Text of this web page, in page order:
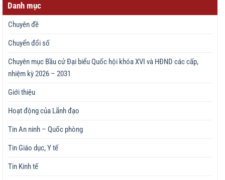
Danh mục
Chuyên đề
Chuyển đổi số
Chuyên mục Bầu cử Đại biểu Quốc hội khóa XVI và HĐND các cấp,
nhiệm kỳ 2026 – 2031
Giới thiệu
Hoạt động của Lãnh đạo
Tin An ninh – Quốc phòng
Tin Giáo dục, Y tế
Tin Kinh tế